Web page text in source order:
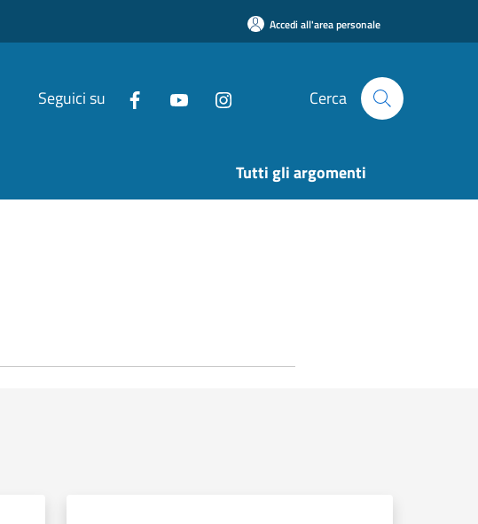
Accedi all'area personale
Seguici su Cerca
Tutti gli argomenti